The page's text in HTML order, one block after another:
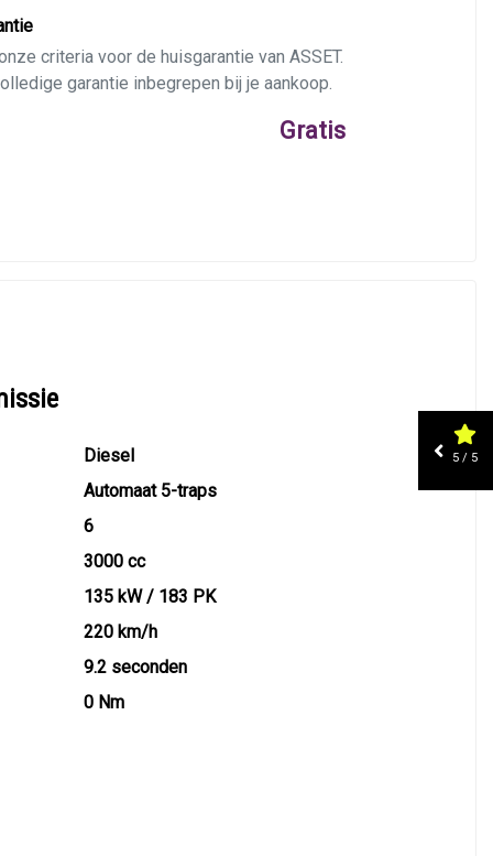
criteria voor de huisgarantie van ASSET.
garantie inbegrepen bij je aankoop.
door een BOVAG-garage op 40 punten
Gratis
Diesel
Automaat 5-traps
6
3000 cc
135 kW / 183 PK
220 km/h
9.2 seconden
0 Nm
5 / 5